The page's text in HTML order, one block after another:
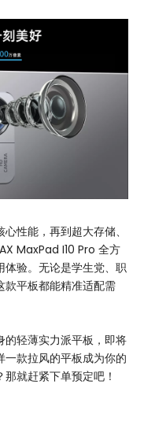
性能，再到超大存储、
MaxPad I10 Pro 全方
体验。无论是学生党、职
款平板都能精准适配需
的轻薄实力派平板，即将
款拉风的平板成为你的
就赶紧下单预定吧！